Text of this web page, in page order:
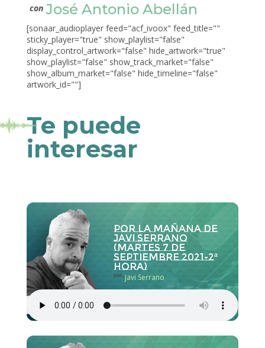
con José Antonio Abellán
[sonaar_audioplayer feed="acf_ivoox" feed_title=""
sticky_player="true" show_playlist="false"
display_control_artwork="false" hide_artwork="true"
show_playlist="false" show_track_market="false"
show_album_market="false" hide_timeline="false"
artwork_id=""]
Te puede
interesar
Por la Mañana de
Javi Serrano
(martes 7 de
septiembre 2021-2ª
hora)
con Javi Serrano